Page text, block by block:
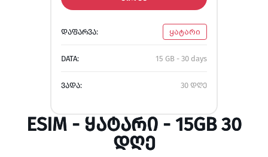
ᲓᲐᲤᲐᲠᲕᲐ: ყატარი
DATA: 15 GB - 30 days
ᲕᲐᲓᲐ: 30 დღე
ESIM - ᲧᲐᲢᲐᲠᲘ - 15GB 30
ᲓᲦᲔ